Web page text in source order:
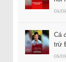
08/
Cá
trừ
08/